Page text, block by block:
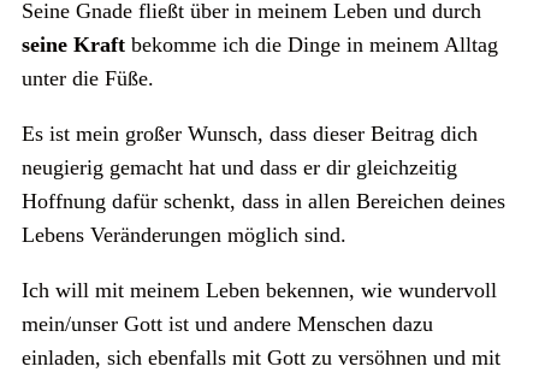
Seine Gnade fließt über in meinem Leben und durch
seine Kraft bekomme ich die Dinge in meinem Alltag
unter die Füße.
Es ist mein großer Wunsch, dass dieser Beitrag dich
neugierig gemacht hat und dass er dir gleichzeitig
Hoffnung dafür schenkt, dass in allen Bereichen deines
Lebens Veränderungen möglich sind.
Ich will mit meinem Leben bekennen, wie wundervoll
mein/unser Gott ist und andere Menschen dazu
einladen, sich ebenfalls mit Gott zu versöhnen und mit